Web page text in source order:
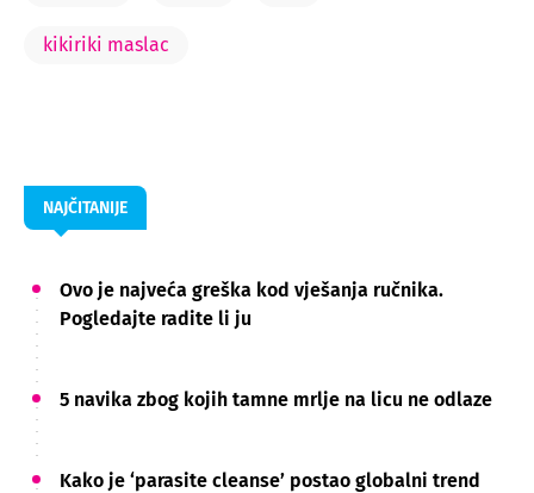
kikiriki maslac
NAJČITANIJE
Ovo je najveća greška kod vješanja ručnika.
Pogledajte radite li ju
5 navika zbog kojih tamne mrlje na licu ne odlaze
Kako je ‘parasite cleanse’ postao globalni trend